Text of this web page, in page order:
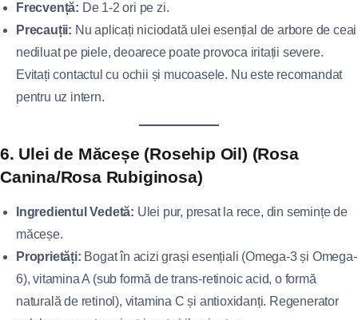
Frecvență: De 1-2 ori pe zi.
Precauții: Nu aplicați niciodată ulei esențial de arbore de ceai
nediluat pe piele, deoarece poate provoca iritații severe.
Evitați contactul cu ochii și mucoasele. Nu este recomandat
pentru uz intern.
6. Ulei de Măceșe (Rosehip Oil) (Rosa
Canina/Rosa Rubiginosa)
Ingredientul Vedetă: Ulei pur, presat la rece, din semințe de
măceșe.
Proprietăți: Bogat în acizi grași esențiali (Omega-3 și Omega-
6), vitamina A (sub formă de trans-retinoic acid, o formă
naturală de retinol), vitamina C și antioxidanți. Regenerator